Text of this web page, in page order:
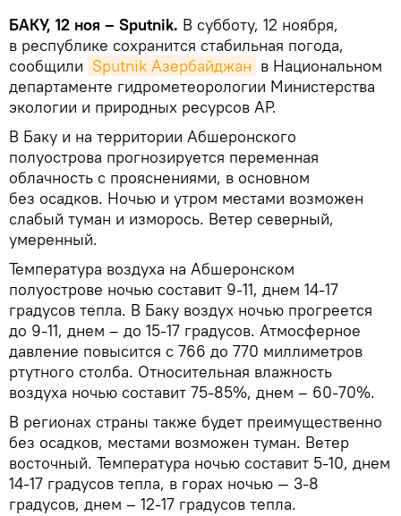
БАКУ, 12 ноя – Sputnik. В субботу, 12 ноября,
в республике сохранится стабильная погода,
сообщили Sputnik Азербайджан в Национальном
департаменте гидрометеорологии Министерства
экологии и природных ресурсов АР.
В Баку и на территории Абшеронского
полуострова прогнозируется переменная
облачность с прояснениями, в основном
без осадков. Ночью и утром местами возможен
слабый туман и изморось. Ветер северный,
умеренный.
Температура воздуха на Абшеронском
полуострове ночью составит 9-11, днем 14-17
градусов тепла. В Баку воздух ночью прогреется
до 9-11, днем – до 15-17 градусов. Атмосферное
давление повысится с 766 до 770 миллиметров
ртутного столба. Относительная влажность
воздуха ночью составит 75-85%, днем – 60-70%.
В регионах страны также будет преимущественно
без осадков, местами возможен туман. Ветер
восточный. Температура ночью составит 5-10, днем
14-17 градусов тепла, в горах ночью — 3-8
градусов, днем – 12-17 градусов тепла.